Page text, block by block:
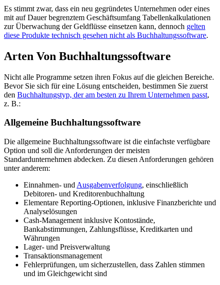
Es stimmt zwar, dass ein neu gegründetes Unternehmen oder eines
mit auf Dauer begrenztem Geschäftsumfang Tabellenkalkulationen
zur Überwachung der Geldflüsse einsetzen kann, dennoch gelten
diese Produkte technisch gesehen nicht als Buchhaltungssoftware.
Arten Von Buchhaltungssoftware
Nicht alle Programme setzen ihren Fokus auf die gleichen Bereiche.
Bevor Sie sich für eine Lösung entscheiden, bestimmen Sie zuerst
den Buchhaltungstyp, der am besten zu Ihrem Unternehmen passt,
z. B.:
Allgemeine Buchhaltungssoftware
Die allgemeine Buchhaltungssoftware ist die einfachste verfügbare
Option und soll die Anforderungen der meisten
Standardunternehmen abdecken. Zu diesen Anforderungen gehören
unter anderem:
Einnahmen- und Ausgabenverfolgung, einschließlich
Debitoren- und Kreditorenbuchhaltung
Elementare Reporting-Optionen, inklusive Finanzberichte und
Analyselösungen
Cash-Management inklusive Kontostände,
Bankabstimmungen, Zahlungsflüsse, Kreditkarten und
Währungen
Lager- und Preisverwaltung
Transaktionsmanagement
Fehlerprüfungen, um sicherzustellen, dass Zahlen stimmen
und im Gleichgewicht sind